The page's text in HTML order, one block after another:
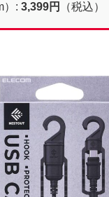
）: 3,399円 （税込）